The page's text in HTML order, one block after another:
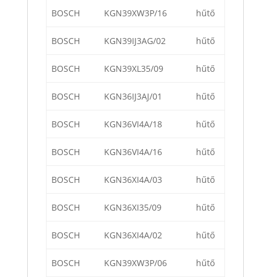
BOSCH KGN39XW3P/16 hűtő
BOSCH KGN39IJ3AG/02 hűtő
BOSCH KGN39XL35/09 hűtő
BOSCH KGN36IJ3AJ/01 hűtő
BOSCH KGN36VI4A/18 hűtő
BOSCH KGN36VI4A/16 hűtő
BOSCH KGN36XI4A/03 hűtő
BOSCH KGN36XI35/09 hűtő
BOSCH KGN36XI4A/02 hűtő
BOSCH KGN39XW3P/06 hűtő